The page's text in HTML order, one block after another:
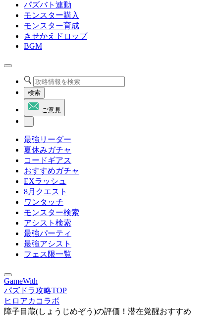
パズバト連動
モンスター購入
モンスター育成
きせかえドロップ
BGM
検索
ご意見
最強リーダー
夏休みガチャ
コードギアス
おすすめガチャ
EXラッシュ
8月クエスト
ワンタッチ
モンスター検索
アシスト検索
最強パーティ
最強アシスト
フェス限一覧
GameWith
パズドラ攻略TOP
ヒロアカコラボ
障子目蔵(しょうじめぞう)の評価！潜在覚醒おすすめ